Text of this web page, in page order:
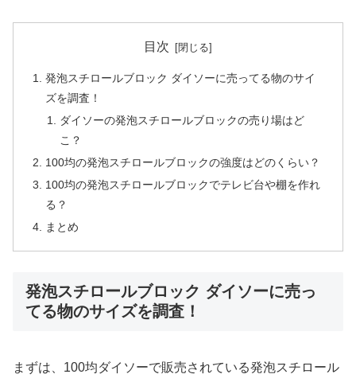
目次
発泡スチロールブロック ダイソーに売ってる物のサイ
ズを調査！
ダイソーの発泡スチロールブロックの売り場はど
こ？
100均の発泡スチロールブロックの強度はどのくらい？
100均の発泡スチロールブロックでテレビ台や棚を作れ
る？
まとめ
発泡スチロールブロック ダイソーに売っ
てる物のサイズを調査！
まずは、100均ダイソーで販売されている発泡スチロール